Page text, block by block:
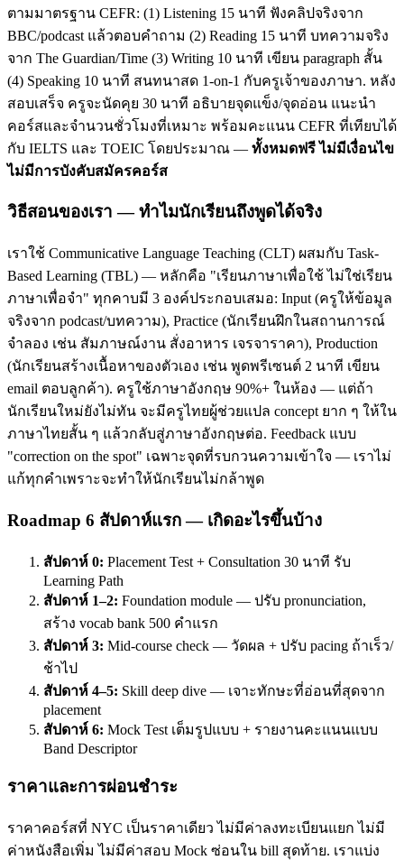
ตามมาตรฐาน CEFR: (1) Listening 15 นาที ฟังคลิปจริงจาก
BBC/podcast แล้วตอบคำถาม (2) Reading 15 นาที บทความจริง
จาก The Guardian/Time (3) Writing 10 นาที เขียน paragraph สั้น
(4) Speaking 10 นาที สนทนาสด 1-on-1 กับครูเจ้าของภาษา. หลัง
สอบเสร็จ ครูจะนัดคุย 30 นาที อธิบายจุดแข็ง/จุดอ่อน แนะนำ
คอร์สและจำนวนชั่วโมงที่เหมาะ พร้อมคะแนน CEFR ที่เทียบได้
กับ IELTS และ TOEIC โดยประมาณ — ทั้งหมดฟรี ไม่มีเงื่อนไข
ไม่มีการบังคับสมัครคอร์ส
วิธีสอนของเรา — ทำไมนักเรียนถึงพูดได้จริง
เราใช้ Communicative Language Teaching (CLT) ผสมกับ Task-
Based Learning (TBL) — หลักคือ "เรียนภาษาเพื่อใช้ ไม่ใช่เรียน
ภาษาเพื่อจำ" ทุกคาบมี 3 องค์ประกอบเสมอ: Input (ครูให้ข้อมูล
จริงจาก podcast/บทความ), Practice (นักเรียนฝึกในสถานการณ์
จำลอง เช่น สัมภาษณ์งาน สั่งอาหาร เจรจาราคา), Production
(นักเรียนสร้างเนื้อหาของตัวเอง เช่น พูดพรีเซนต์ 2 นาที เขียน
email ตอบลูกค้า). ครูใช้ภาษาอังกฤษ 90%+ ในห้อง — แต่ถ้า
นักเรียนใหม่ยังไม่ทัน จะมีครูไทยผู้ช่วยแปล concept ยาก ๆ ให้ใน
ภาษาไทยสั้น ๆ แล้วกลับสู่ภาษาอังกฤษต่อ. Feedback แบบ
"correction on the spot" เฉพาะจุดที่รบกวนความเข้าใจ — เราไม่
แก้ทุกคำเพราะจะทำให้นักเรียนไม่กล้าพูด
Roadmap 6 สัปดาห์แรก — เกิดอะไรขึ้นบ้าง
สัปดาห์ 0: Placement Test + Consultation 30 นาที รับ
Learning Path
สัปดาห์ 1–2: Foundation module — ปรับ pronunciation,
สร้าง vocab bank 500 คำแรก
สัปดาห์ 3: Mid-course check — วัดผล + ปรับ pacing ถ้าเร็ว/
ช้าไป
สัปดาห์ 4–5: Skill deep dive — เจาะทักษะที่อ่อนที่สุดจาก
placement
สัปดาห์ 6: Mock Test เต็มรูปแบบ + รายงานคะแนนแบบ
Band Descriptor
ราคาและการผ่อนชำระ
ราคาคอร์สที่ NYC เป็นราคาเดียว ไม่มีค่าลงทะเบียนแยก ไม่มี
ค่าหนังสือเพิ่ม ไม่มีค่าสอบ Mock ซ่อนใน bill สุดท้าย. เราแบ่ง